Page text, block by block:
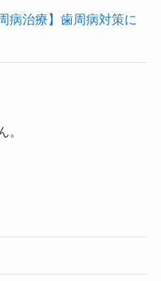
病治療】歯周病対策に
。